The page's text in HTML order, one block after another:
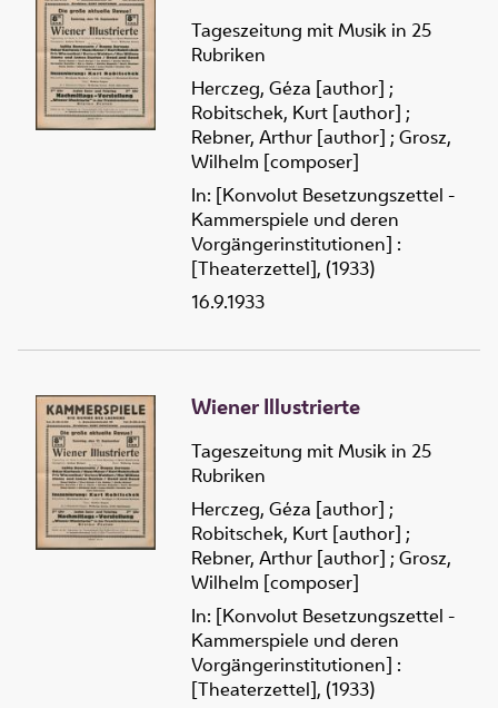
Tageszeitung mit Musik in 25
Rubriken
Herczeg, Géza [author] ;
Robitschek, Kurt [author] ;
Rebner, Arthur [author] ; Grosz,
Wilhelm [composer]
In: [Konvolut Besetzungszettel -
Kammerspiele und deren
Vorgängerinstitutionen] :
[Theaterzettel], (1933)
16.9.1933
Wiener Illustrierte
Tageszeitung mit Musik in 25
Rubriken
Herczeg, Géza [author] ;
Robitschek, Kurt [author] ;
Rebner, Arthur [author] ; Grosz,
Wilhelm [composer]
In: [Konvolut Besetzungszettel -
Kammerspiele und deren
Vorgängerinstitutionen] :
[Theaterzettel], (1933)